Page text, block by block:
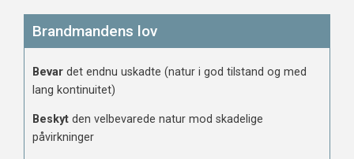
Brandmandens lov
Bevar det endnu uskadte (natur i god tilstand og med
lang kontinuitet)
Beskyt den velbevarede natur mod skadelige
påvirkninger